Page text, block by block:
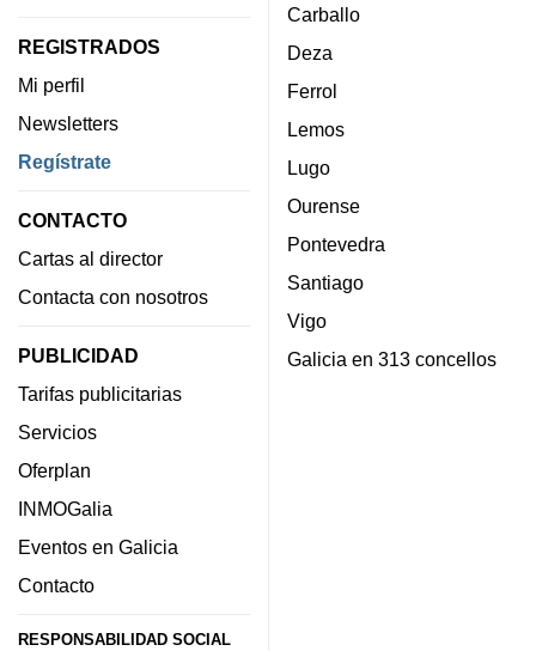
REGISTRADOS
Mi perfil
Newsletters
Regístrate
CONTACTO
Cartas al director
Contacta con nosotros
PUBLICIDAD
Tarifas publicitarias
Servicios
Oferplan
INMOGalia
Eventos en Galicia
Contacto
RESPONSABILIDAD SOCIAL
Carballo
Deza
Ferrol
Lemos
Lugo
Ourense
Pontevedra
Santiago
Vigo
Galicia en 313 concellos